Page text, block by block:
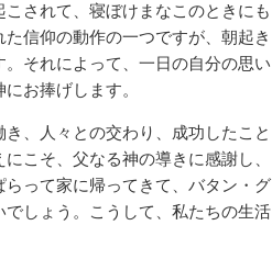
されて、寝ぼけまなこのときにも
信仰の動作の一つですが、朝起き
それによって、一日の自分の思い
お捧げします。
、人々との交わり、成功したこと
こそ、父なる神の導きに感謝し、
って家に帰ってきて、バタン・グ
しょう。こうして、私たちの生活